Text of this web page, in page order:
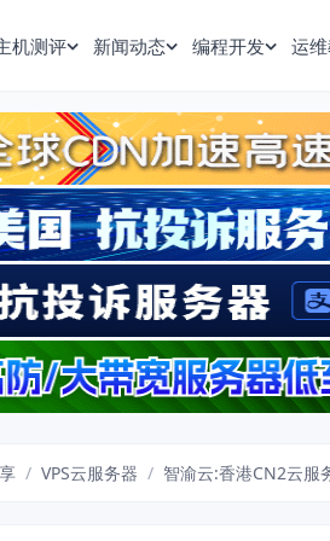
机测评 新闻动态 编程开发 运
/ VPS云服务器 / 智渝云:香港CN2云服